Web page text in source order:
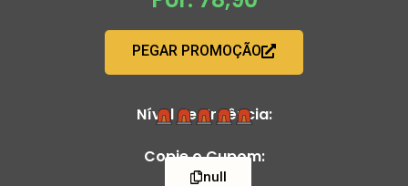
PEGAR PROMOÇÃO
Nível de Urgência:
Copie o Cupom:
null